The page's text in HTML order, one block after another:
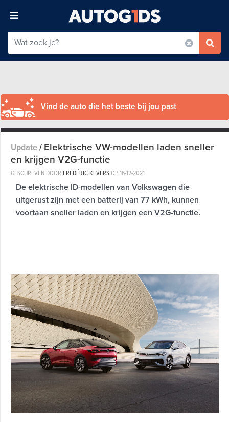
Vind de auto die het beste bij jou past
Update/Elektrische VW-modellen laden sneller
en krijgen V2G-functie
GESCHREVEN DOOR FRÉDÉRIC KEVERSOP16-12-2021
De elektrische ID-modellen van Volkswagen die
uitgerust zijn met een batterij van 77 kWh, kunnen
voortaan sneller laden en krijgen een V2G-functie.